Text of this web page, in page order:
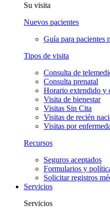
Su visita
Nuevos pacientes
Guía para pacientes
Tipos de visita
Consulta de
Consulta prenatal
Horario extendido y
Visita de bienestar
Visitas Sin Cita
Visitas de recién
Visitas por
Recursos
Seguros aceptados
Formularios y
Solicitar registros
Servicios
Servicios